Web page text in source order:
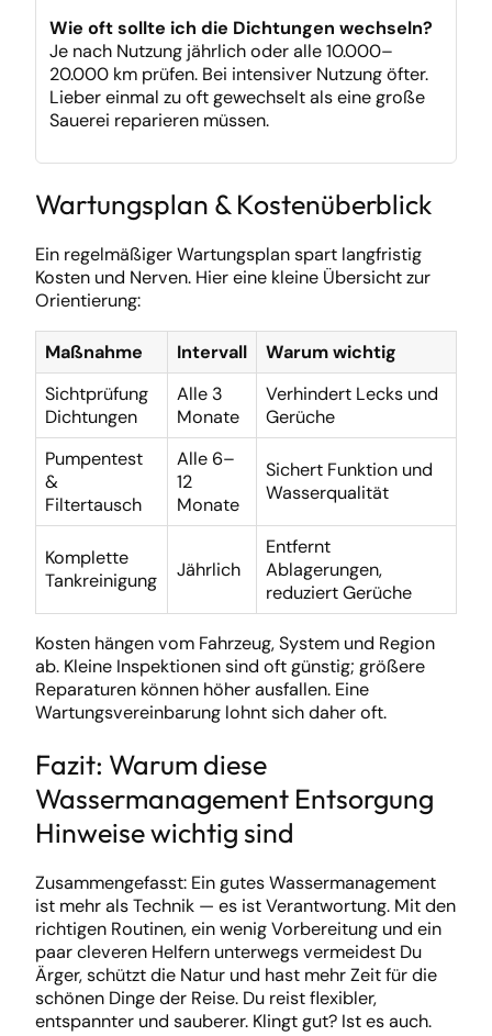
Wie oft sollte ich die Dichtungen wechseln?
Je nach Nutzung jährlich oder alle 10.000–
20.000 km prüfen. Bei intensiver Nutzung öfter.
Lieber einmal zu oft gewechselt als eine große
Sauerei reparieren müssen.
Wartungsplan & Kostenüberblick
Ein regelmäßiger Wartungsplan spart langfristig
Kosten und Nerven. Hier eine kleine Übersicht zur
Orientierung:
Maßnahme Intervall
Warum wichtig
Sichtprüfung
Dichtungen
Alle 3
Monate
Verhindert Lecks und
Gerüche
Pumpentest
&
Filtertausch
Alle 6–
12
Monate
Sichert Funktion und
Wasserqualität
Komplette
Tankreinigung
Jährlich
Entfernt
Ablagerungen,
reduziert Gerüche
Kosten hängen vom Fahrzeug, System und Region
ab. Kleine Inspektionen sind oft günstig; größere
Reparaturen können höher ausfallen. Eine
Wartungsvereinbarung lohnt sich daher oft.
Fazit: Warum diese
Wassermanagement Entsorgung
Hinweise wichtig sind
Zusammengefasst: Ein gutes Wassermanagement
ist mehr als Technik — es ist Verantwortung. Mit den
richtigen Routinen, ein wenig Vorbereitung und ein
paar cleveren Helfern unterwegs vermeidest Du
Ärger, schützt die Natur und hast mehr Zeit für die
schönen Dinge der Reise. Du reist flexibler,
entspannter und sauberer. Klingt gut? Ist es auch.